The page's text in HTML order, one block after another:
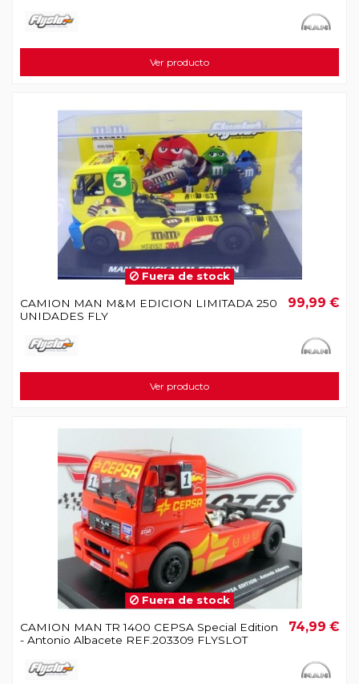
Ver producto
Fuera de stock
CAMION MAN M&M EDICION LIMITADA 250
UNIDADES FLY
99,99 €
Ver producto
Fuera de stock
CAMION MAN TR 1400 CEPSA Special Edition
- Antonio Albacete REF.203309 FLYSLOT
74,99 €